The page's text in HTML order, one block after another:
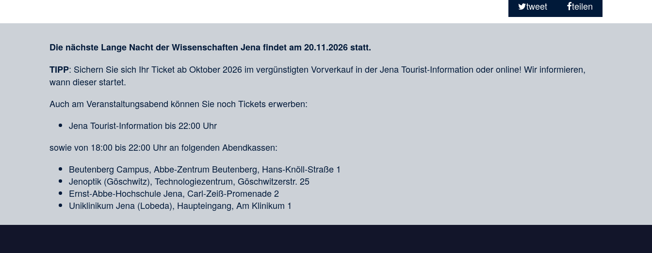
tweet
teilen
Die nächste Lange Nacht der Wissenschaften Jena findet am 20.11.2026 statt.
TIPP: Sichern Sie sich Ihr Ticket ab Oktober 2026 im vergünstigten Vorverkauf in der Jena Tourist-Information oder online! Wir informieren,
wann dieser startet.
Auch am Veranstaltungsabend können Sie noch Tickets erwerben:
Jena Tourist-Information bis 22:00 Uhr
sowie von 18:00 bis 22:00 Uhr an folgenden Abendkassen:
Beutenberg Campus, Abbe-Zentrum Beutenberg, Hans-Knöll-Straße 1
Jenoptik (Göschwitz), Technologiezentrum, Göschwitzerstr. 25
Ernst-Abbe-Hochschule Jena, Carl-Zeiß-Promenade 2
Uniklinikum Jena (Lobeda), Haupteingang, Am Klinikum 1